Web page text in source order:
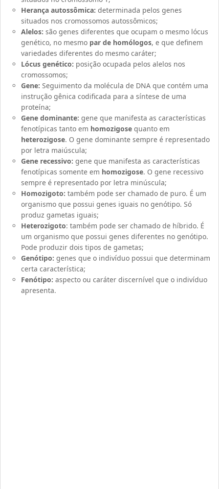
Herança autossômica: determinada pelos genes
situados nos cromossomos autossômicos;
Alelos: são genes diferentes que ocupam o mesmo lócus
genético, no mesmo par de homólogos, e que definem
variedades diferentes do mesmo caráter;
Lócus genético: posição ocupada pelos alelos nos
cromossomos;
Gene: Seguimento da molécula de DNA que contém uma
instrução gênica codificada para a síntese de uma
proteína;
Gene dominante: gene que manifesta as características
fenotípicas tanto em homozigosequanto em
heterozigose. O gene dominante sempre é representado
por letra maiúscula;
Gene recessivo: gene que manifesta as características
fenotípicas somente em homozigose. O gene recessivo
sempre é representado por letra minúscula;
Homozigoto: também pode ser chamado de puro. É um
organismo que possui genes iguais no genótipo. Só
produz gametas iguais;
Heterozigoto: também pode ser chamado de híbrido. É
um organismo que possui genes diferentes no genótipo.
Pode produzir dois tipos de gametas;
Genótipo: genes que o indivíduo possui que determinam
certa característica;
Fenótipo: aspecto ou caráter discernível que o indivíduo
apresenta.